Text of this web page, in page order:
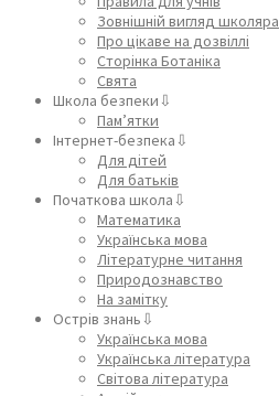
Зовнішній вигляд школяра
Про цікаве на дозвіллі
Сторінка Ботаніка
Свята
Школа безпеки⇩
Пам’ятки
Інтернет-безпека⇩
Для дітей
Для батьків
Початкова школа⇩
Математика
Українська мова
Літературне читання
Природознавство
На замітку
Острів знань⇩
Українська мова
Українська література
Світова література